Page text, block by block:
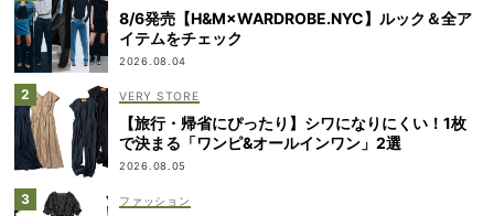
8/6発売【H&M×WARDROBE.NYC】ルック＆全ア
イテムをチェック
2026.08.04
VERY STORE
【旅行・帰省にぴったり】シワになりにくい！1枚
で決まる「ワンピ&オールインワン」2選
2026.08.05
ファッション